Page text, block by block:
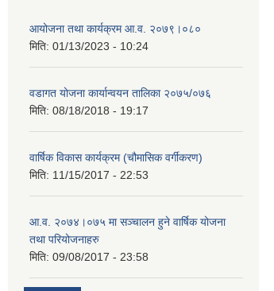
आयोजना तथा कार्यक्रम आ.व. २०७९।०८०
मिति: 01/13/2023 - 10:24
वडागत योजना कार्यान्वयन तालिका २०७५/०७६
मिति: 08/18/2018 - 19:17
वार्षिक विकास कार्यक्रम (चौमासिक वर्गीकरण)
मिति: 11/15/2017 - 22:53
आ.व. २०७४।०७५ मा सञ्चालन हुने वार्षिक योजना
तथा परियोजनाहरु
मिति: 09/08/2017 - 23:58